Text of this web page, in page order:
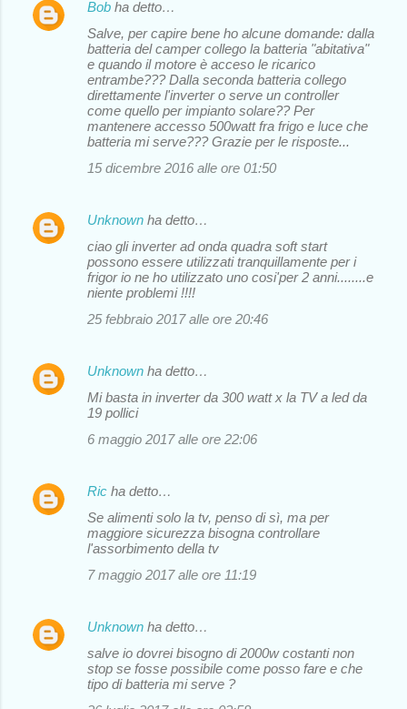
Bob ha detto…
Salve, per capire bene ho alcune domande: dalla
batteria del camper collego la batteria "abitativa"
e quando il motore è acceso le ricarico
entrambe??? Dalla seconda batteria collego
direttamente l'inverter o serve un controller
come quello per impianto solare?? Per
mantenere accesso 500watt fra frigo e luce che
batteria mi serve??? Grazie per le risposte...
15 dicembre 2016 alle ore 01:50
Unknown ha detto…
ciao gli inverter ad onda quadra soft start
possono essere utilizzati tranquillamente per i
frigor io ne ho utilizzato uno cosi'per 2 anni........e
niente problemi !!!!
25 febbraio 2017 alle ore 20:46
Unknown ha detto…
Mi basta in inverter da 300 watt x la TV a led da
19 pollici
6 maggio 2017 alle ore 22:06
Ric ha detto…
Se alimenti solo la tv, penso di sì, ma per
maggiore sicurezza bisogna controllare
l'assorbimento della tv
7 maggio 2017 alle ore 11:19
Unknown ha detto…
salve io dovrei bisogno di 2000w costanti non
stop se fosse possibile come posso fare e che
tipo di batteria mi serve ?